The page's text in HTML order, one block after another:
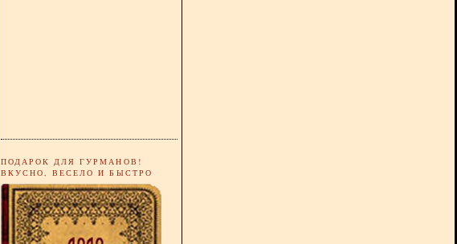
ПОДАРОК ДЛЯ ГУРМАНОВ!
ВКУСНО, ВЕСЕЛО И БЫСТРО